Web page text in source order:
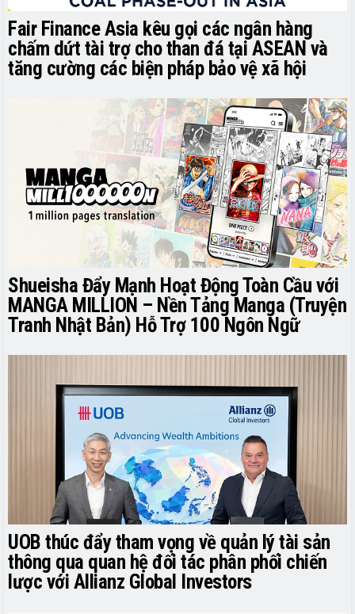
Fair Finance Asia kêu gọi các ngân hàng
chấm dứt tài trợ cho than đá tại ASEAN và
tăng cường các biện pháp bảo vệ xã hội
Shueisha Đẩy Mạnh Hoạt Động Toàn Cầu với
MANGA MILLION – Nền Tảng Manga (Truyện
Tranh Nhật Bản) Hỗ Trợ 100 Ngôn Ngữ
UOB thúc đẩy tham vọng về quản lý tài sản
thông qua quan hệ đối tác phân phối chiến
lược với Allianz Global Investors